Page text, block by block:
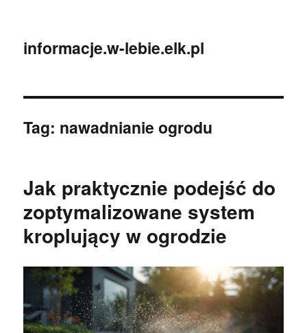
informacje.w-lebie.elk.pl
Tag: nawadnianie ogrodu
Jak praktycznie podejść do
zoptymalizowane system
kroplujący w ogrodzie